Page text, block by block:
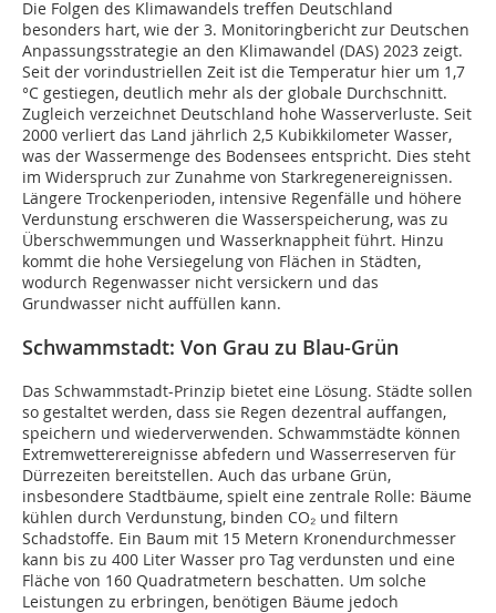
Die Folgen des Klimawandels treffen Deutschland
besonders hart, wie der 3. Monitoringbericht zur Deutschen
Anpassungsstrategie an den Klimawandel (DAS) 2023 zeigt.
Seit der vorindustriellen Zeit ist die Temperatur hier um 1,7
°C gestiegen, deutlich mehr als der globale Durchschnitt.
Zugleich verzeichnet Deutschland hohe Wasserverluste. Seit
2000 verliert das Land jährlich 2,5 Kubikkilometer Wasser,
was der Wassermenge des Bodensees entspricht. Dies steht
im Widerspruch zur Zunahme von Starkregenereignissen.
Längere Trockenperioden, intensive Regenfälle und höhere
Verdunstung erschweren die Wasserspeicherung, was zu
Überschwemmungen und Wasserknappheit führt. Hinzu
kommt die hohe Versiegelung von Flächen in Städten,
wodurch Regenwasser nicht versickern und das
Grundwasser nicht auffüllen kann.
Schwammstadt: Von Grau zu Blau-Grün
Das Schwammstadt-Prinzip bietet eine Lösung. Städte sollen
so gestaltet werden, dass sie Regen dezentral auffangen,
speichern und wiederverwenden. Schwammstädte können
Extremwetterereignisse abfedern und Wasserreserven für
Dürrezeiten bereitstellen. Auch das urbane Grün,
insbesondere Stadtbäume, spielt eine zentrale Rolle: Bäume
kühlen durch Verdunstung, binden CO₂ und filtern
Schadstoffe. Ein Baum mit 15 Metern Kronendurchmesser
kann bis zu 400 Liter Wasser pro Tag verdunsten und eine
Fläche von 160 Quadratmetern beschatten. Um solche
Leistungen zu erbringen, benötigen Bäume jedoch